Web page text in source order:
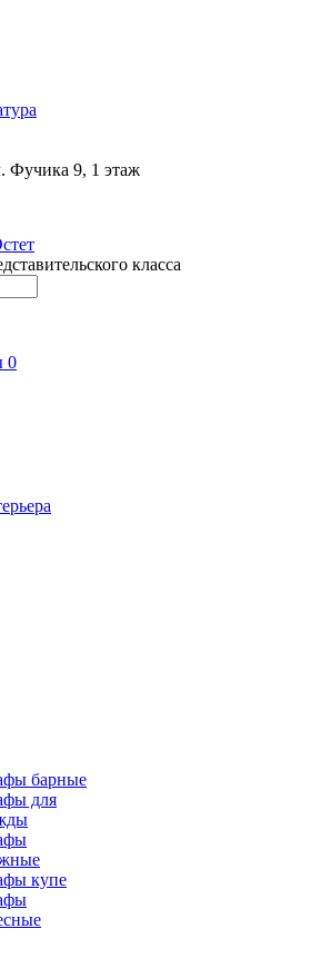
Фучика 9, 1 этаж
класса
0
барные
для
купе